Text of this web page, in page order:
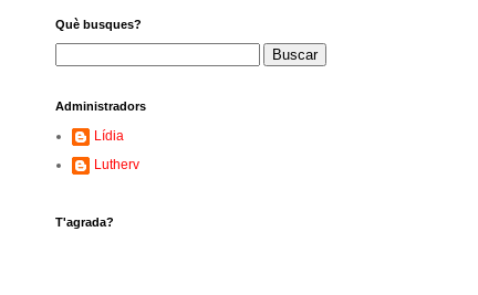
Què busques?
Administradors
Lídia
Lutherv
T'agrada?